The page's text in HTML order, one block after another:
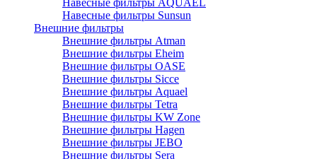
Навесные фильтры AQUAEL
Навесные фильтры Sunsun
Внешние фильтры
Внешние фильтры Atman
Внешние фильтры Eheim
Внешние фильтры OASE
Внешние фильтры Sicce
Внешние фильтры Aquael
Внешние фильтры Tetra
Внешние фильтры KW Zone
Внешние фильтры Hagen
Внешние фильтры JEBO
Внешние фильтры Sera